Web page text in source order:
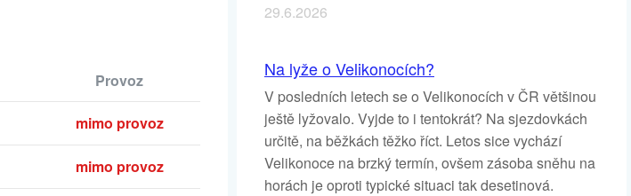
Provoz
mimo provoz
mimo provoz
29.6.2026
Na lyže o Velikonocích?
V posledních letech se o Velikonocích v ČR většinou
ještě lyžovalo. Vyjde to i tentokrát? Na sjezdovkách
určitě, na běžkách těžko říct. Letos sice vychází
Velikonoce na brzký termín, ovšem zásoba sněhu na
horách je oproti typické situaci tak desetinová.